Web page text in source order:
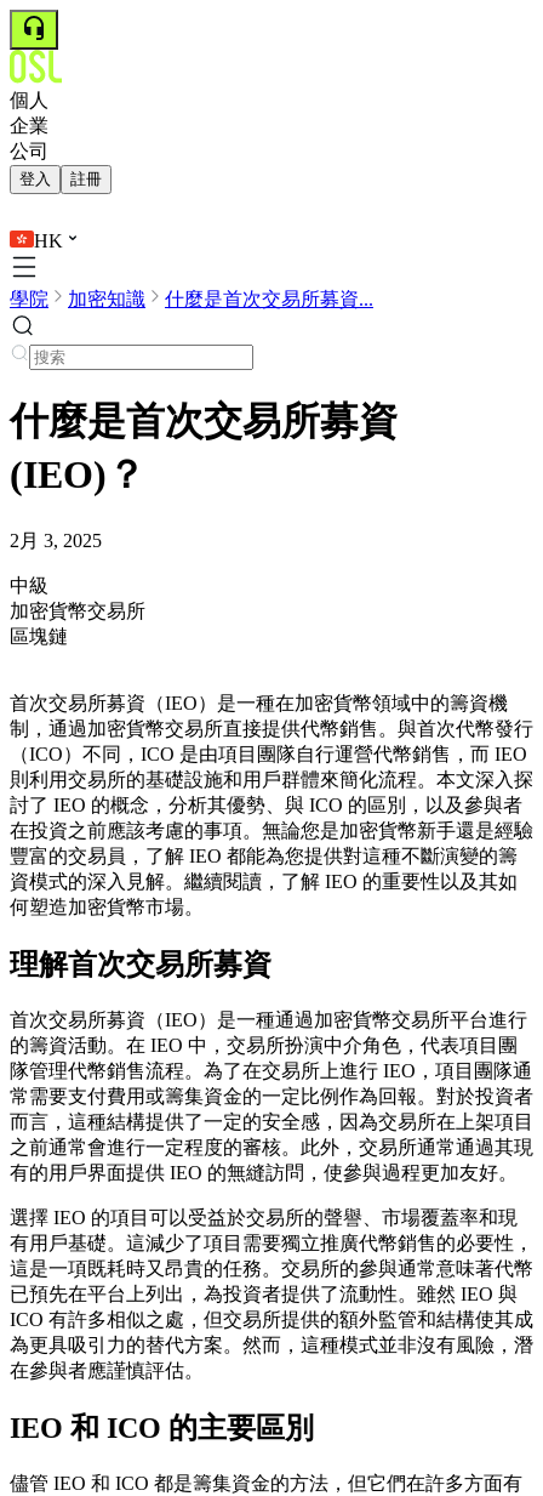
個人
企業
公司
登入 註冊
HK
學院 加密知識 什麼是首次交易所募資...
什麼是首次交易所募資
(IEO)？
2月 3, 2025
中級
加密貨幣交易所
區塊鏈
首次交易所募資（IEO）是一種在加密貨幣領域中的籌資機
制，通過加密貨幣交易所直接提供代幣銷售。與首次代幣發行
（ICO）不同，ICO 是由項目團隊自行運營代幣銷售，而 IEO
則利用交易所的基礎設施和用戶群體來簡化流程。本文深入探
討了 IEO 的概念，分析其優勢、與 ICO 的區別，以及參與者
在投資之前應該考慮的事項。無論您是加密貨幣新手還是經驗
豐富的交易員，了解 IEO 都能為您提供對這種不斷演變的籌
資模式的深入見解。繼續閱讀，了解 IEO 的重要性以及其如
何塑造加密貨幣市場。
理解首次交易所募資
首次交易所募資（IEO）是一種通過加密貨幣交易所平台進行
的籌資活動。在 IEO 中，交易所扮演中介角色，代表項目團
隊管理代幣銷售流程。為了在交易所上進行 IEO，項目團隊通
常需要支付費用或籌集資金的一定比例作為回報。對於投資者
而言，這種結構提供了一定的安全感，因為交易所在上架項目
之前通常會進行一定程度的審核。此外，交易所通常通過其現
有的用戶界面提供 IEO 的無縫訪問，使參與過程更加友好。
選擇 IEO 的項目可以受益於交易所的聲譽、市場覆蓋率和現
有用戶基礎。這減少了項目需要獨立推廣代幣銷售的必要性，
這是一項既耗時又昂貴的任務。交易所的參與通常意味著代幣
已預先在平台上列出，為投資者提供了流動性。雖然 IEO 與
ICO 有許多相似之處，但交易所提供的額外監管和結構使其成
為更具吸引力的替代方案。然而，這種模式並非沒有風險，潛
在參與者應謹慎評估。
IEO 和 ICO 的主要區別
儘管 IEO 和 ICO 都是籌集資金的方法，但它們在許多方面有